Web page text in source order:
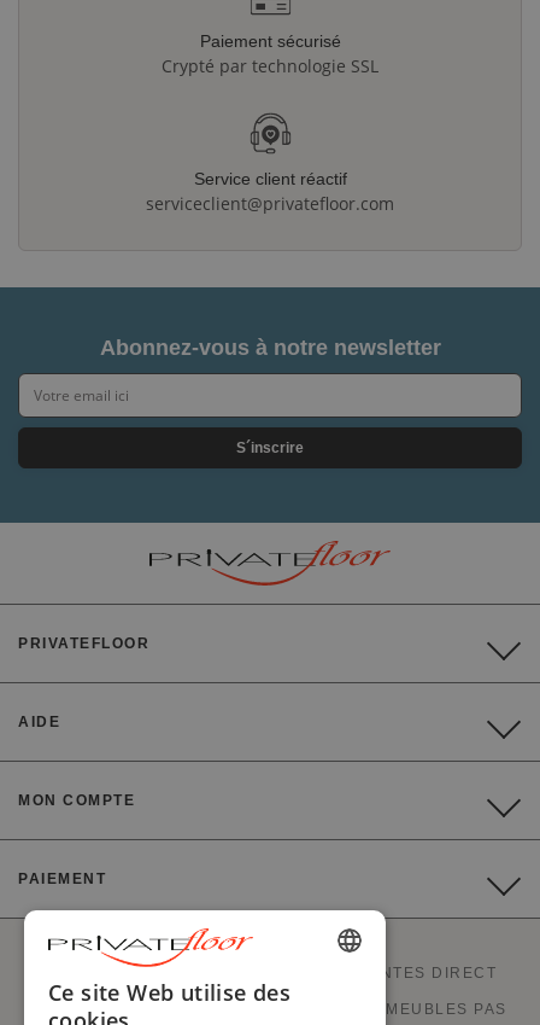
Paiement sécurisé
Crypté par technologie SSL
Service client réactif
serviceclient@privatefloor.com
Abonnez-vous à notre newsletter
S´inscrire
PRIVATEFLOOR
AIDE
MON COMPTE
PAIEMENT
PRIVATEFLOOR EST LE 1ER SITE DE VENTES DIRECT
USINES ET BONS PLANS À PRIX USINES. MEUBLES PAS
ENGLISH
Ce site Web utilise des